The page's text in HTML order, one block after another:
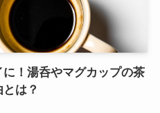
！湯呑やマグカップの茶
は？